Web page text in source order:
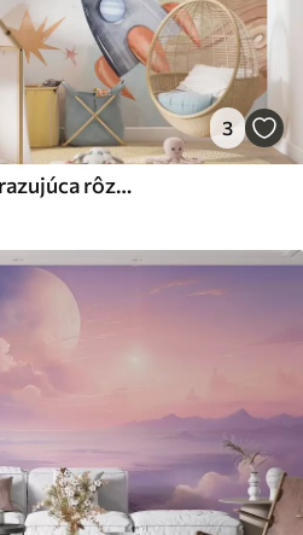
3
Farebná ilustrácia zobrazujúca rôzne planéty a vesmírny akvarel